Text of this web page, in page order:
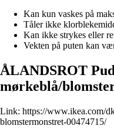
Kan kun vaskes på
Tåler ikke
Kan ikke strykes eller
Vekten på puten kan
ÅLANDSROT
mørkeblå/
Link: https://www.ikea.com/
blomstermonstret-00474715/